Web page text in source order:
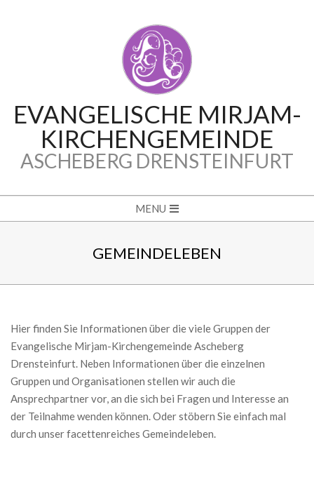
EVANGELISCHE MIRJAM-
KIRCHENGEMEINDE
ASCHEBERG DRENSTEINFURT
Navigation
MENU
GEMEINDELEBEN
Hier finden Sie Informationen über die viele Gruppen der
Evangelische Mirjam-Kirchengemeinde Ascheberg
Drensteinfurt. Neben Informationen über die einzelnen
Gruppen und Organisationen stellen wir auch die
Ansprechpartner vor, an die sich bei Fragen und Interesse an
der Teilnahme wenden können. Oder stöbern Sie einfach mal
durch unser facettenreiches Gemeindeleben.